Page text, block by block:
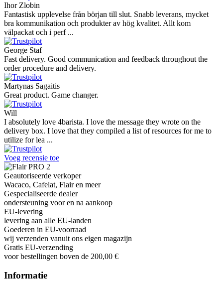
Ihor Zlobin
Fantastisk upplevelse från början till slut. Snabb leverans, mycket
bra kommunikation och produkter av hög kvalitet. Allt kom
välpackat och i perf ...
George Staf
Fast delivery. Good communication and feedback throughout the
order procedure and delivery.
Martynas Sagaitis
Great product. Game changer.
Will
I absolutely love 4barista. I love the message they wrote on the
delivery box. I love that they compiled a list of resources for me to
utilize for lea ...
Voeg recensie toe
Geautoriseerde verkoper
Wacaco, Cafelat, Flair en meer
Gespecialiseerde dealer
ondersteuning voor en na aankoop
EU-levering
levering aan alle EU-landen
Goederen in EU-voorraad
wij verzenden vanuit ons eigen magazijn
Gratis EU-verzending
voor bestellingen boven de 200,00 €
Informatie